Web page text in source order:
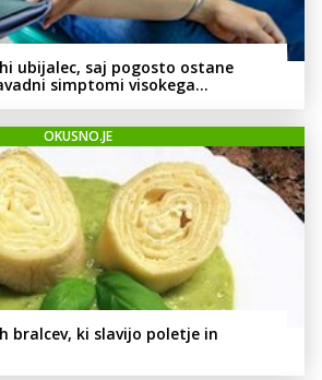
ubijalec, saj pogosto ostane
simptomi visokega
OKUSNO.JE
bralcev, ki slavijo poletje in